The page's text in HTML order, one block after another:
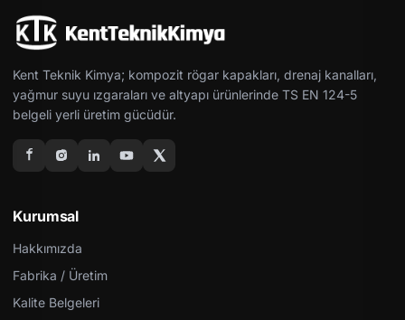
Kent Teknik Kimya; kompozit rögar kapakları, drenaj kanalları,
yağmur suyu ızgaraları ve altyapı ürünlerinde TS EN 124-5
belgeli yerli üretim gücüdür.
Kurumsal
Hakkımızda
Fabrika / Üretim
Kalite Belgeleri